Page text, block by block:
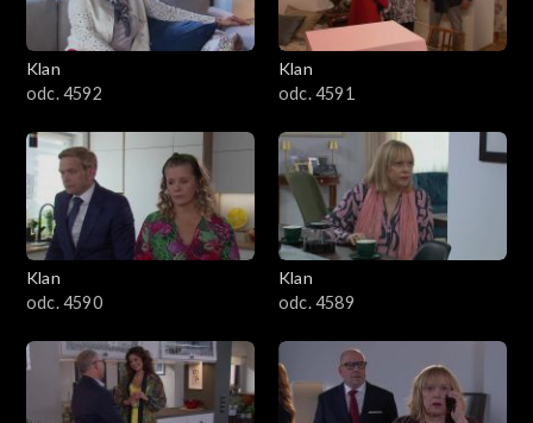
3101–3200
3001–3100
2901–3000
2801–2900
2701–2800
2501–2600
Klan
odc. 4592
Klan
odc. 4591
Klan
odc. 4590
Klan
odc. 4589